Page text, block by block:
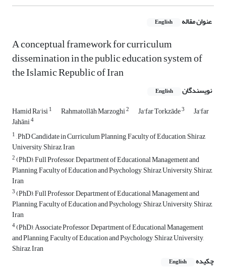
عنوان مقاله English
A conceptual framework for curriculum
dissemination in the public education system of
the Islamic Republic of Iran
نویسندگان English
Hamid Ra'isi1 Rahmatollāh Marzoghi2 Ja'far Torkzāde3 Ja'far
Jahāni4
1, PhD Candidate in Curriculum Planning, Faculty of Education, Shiraz
University, Shiraz, Iran
2(PhD), Full Professor, Department of Educational Management and
Planning, Faculty of Education and Psychology, Shiraz University, Shiraz,
Iran
3(PhD), Full Professor, Department of Educational Management and
Planning, Faculty of Education and Psychology, Shiraz University, Shiraz,
Iran
4(PhD), Associate Professor, Department of Educational Management
and Planning, Faculty of Education and Psychology, Shiraz University,
Shiraz, Iran
چکیده
English